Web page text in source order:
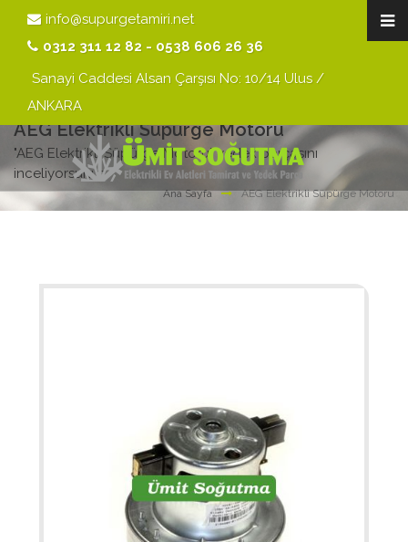
info@supurgetamiri.net
0312 311 12 82 - 0538 606 26 36
Sanayi Caddesi Alsan Çarşısı No: 10/14 Ulus /
ANKARA
AEG Elektrikli Süpürge Motoru
"AEG Elektrikli Süpürge Motoru" yedek parçasını
inceliyorsunuz.
Ana Sayfa AEG Elektrikli Süpürge Motoru